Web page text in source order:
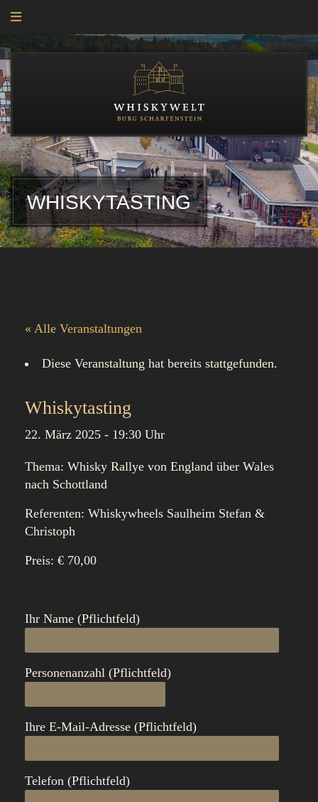
TEST
WHISKYTASTING
« Alle Veranstaltungen
Diese Veranstaltung hat bereits stattgefunden.
Whiskytasting
22. März 2025 - 19:30 Uhr
Thema: Whisky Rallye von England über Wales
nach Schottland
Referenten: Whiskywheels Saulheim Stefan &
Christoph
Preis: € 70,00
Ihr Name (Pflichtfeld)
Personenanzahl (Pflichtfeld)
Ihre E-Mail-Adresse (Pflichtfeld)
Telefon (Pflichtfeld)